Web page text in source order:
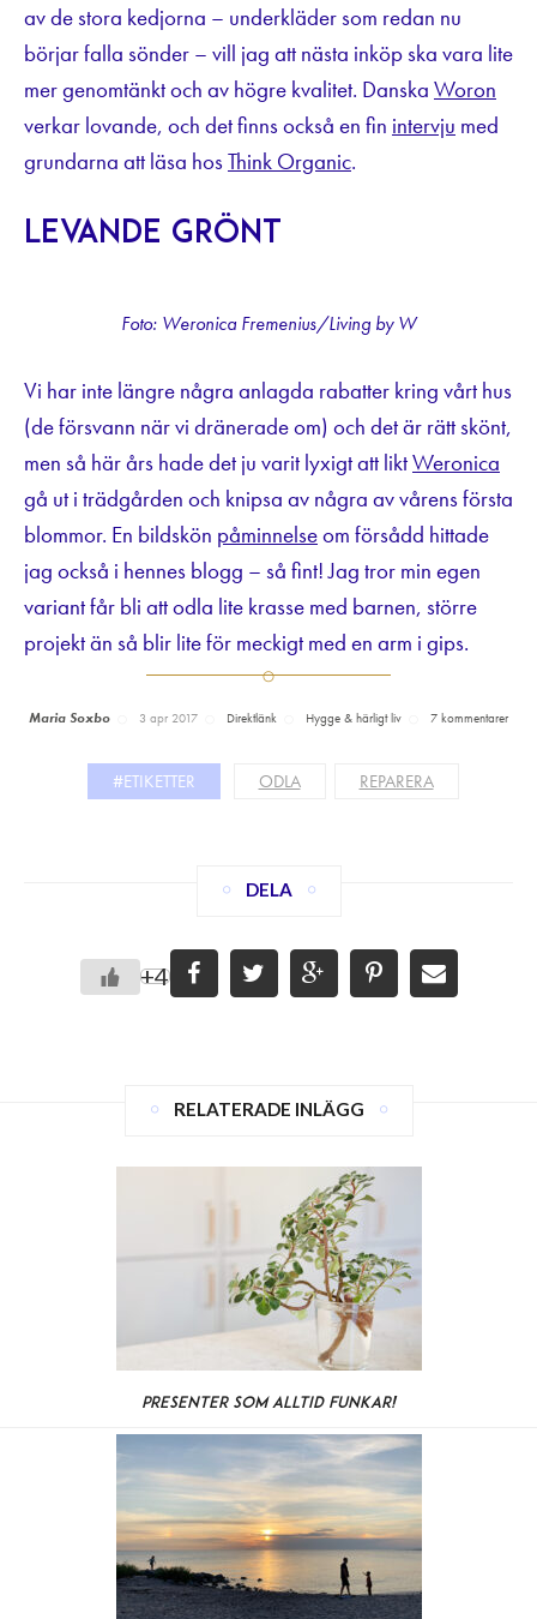
av de stora kedjorna – underkläder som redan nu
börjar falla sönder – vill jag att nästa inköp ska vara lite
mer genomtänkt och av högre kvalitet. Danska Woron
verkar lovande, och det finns också en fin intervju med
grundarna att läsa hosThink Organic.
Levande grönt
Foto: Weronica Fremenius/Living by W
Vi har inte längre några anlagda rabatter kring vårt hus
(de försvann när vi dränerade om) och det är rätt skönt,
men så här års hade det ju varit lyxigt att liktWeronica
gå ut i trädgården och knipsa av några av vårens första
blommor. En bildskön påminnelseom försådd hittade
jag också i hennes blogg – så fint! Jag tror min egen
variant får bli att odla lite krasse med barnen, större
projekt än så blir lite för meckigt med en arm i gips.
Maria Soxbo 3 apr 2017 Direktlänk Hygge & härligt liv 7 kommentarer
#ETIKETTER ODLA REPARERA
DELA
+4
RELATERADE INLÄGG
Presenter som alltid funkar!